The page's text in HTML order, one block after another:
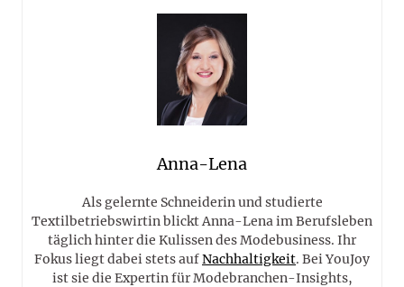
Anna-Lena
Als gelernte Schneiderin und studierte
Textilbetriebswirtin blickt Anna-Lena im Berufsleben
täglich hinter die Kulissen des Modebusiness. Ihr
Fokus liegt dabei stets aufNachhaltigkeit. Bei YouJoy
ist sie die Expertin für Modebranchen-Insights,